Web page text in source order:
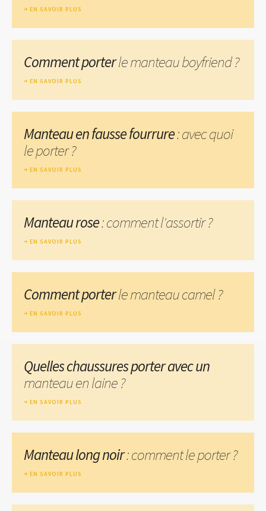
EN SAVOIR PLUS
Comment porterle manteau boyfriend ?
EN SAVOIR PLUS
Manteau en fausse fourrure: avec quoi
le porter ?
EN SAVOIR PLUS
Manteau rose: comment l'assortir ?
EN SAVOIR PLUS
Comment porterle manteau camel ?
EN SAVOIR PLUS
Quelles chaussures porter avec un
manteau en laine ?
EN SAVOIR PLUS
Manteau long noir: comment le porter ?
EN SAVOIR PLUS